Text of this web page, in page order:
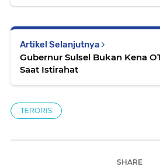
Artikel Selanjutnya
Gubernur Sulsel Bukan Kena
Saat Istirahat
TERORIS
SHARE